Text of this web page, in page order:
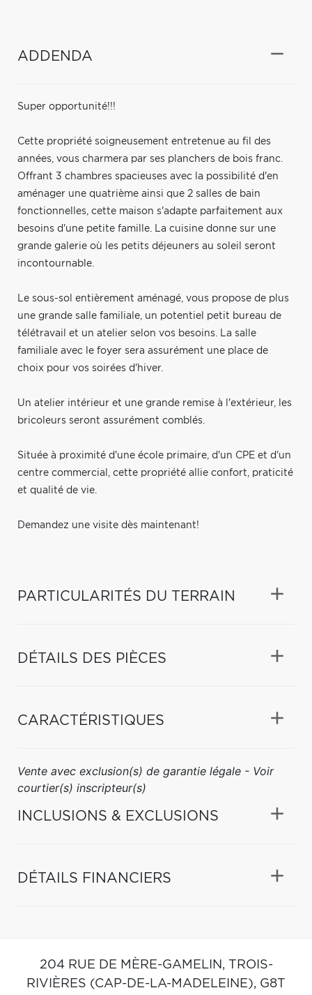
ADDENDA
Super opportunité!!!
Cette propriété soigneusement entretenue au fil des
années, vous charmera par ses planchers de bois franc.
Offrant 3 chambres spacieuses avec la possibilité d'en
aménager une quatrième ainsi que 2 salles de bain
fonctionnelles, cette maison s'adapte parfaitement aux
besoins d'une petite famille. La cuisine donne sur une
grande galerie où les petits déjeuners au soleil seront
incontournable.
Le sous-sol entièrement aménagé, vous propose de plus
une grande salle familiale, un potentiel petit bureau de
télétravail et un atelier selon vos besoins. La salle
familiale avec le foyer sera assurément une place de
choix pour vos soirées d'hiver.
Un atelier intérieur et une grande remise à l'extérieur, les
bricoleurs seront assurément comblés.
Située à proximité d'une école primaire, d'un CPE et d'un
centre commercial, cette propriété allie confort, praticité
et qualité de vie.
Demandez une visite dès maintenant!
PARTICULARITÉS DU TERRAIN
DÉTAILS DES PIÈCES
CARACTÉRISTIQUES
Vente avec exclusion(s) de garantie légale - Voir
courtier(s) inscripteur(s)
INCLUSIONS & EXCLUSIONS
DÉTAILS FINANCIERS
204 RUE DE MÈRE-GAMELIN, TROIS-
RIVIÈRES (CAP-DE-LA-MADELEINE), G8T